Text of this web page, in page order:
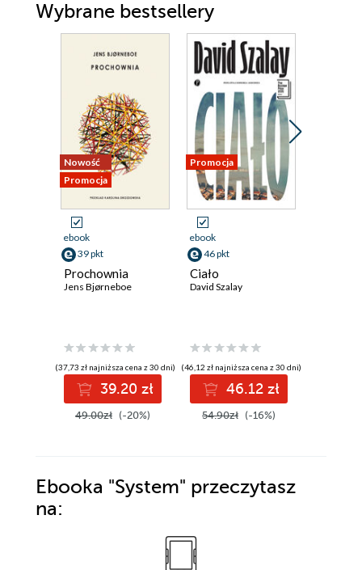
Wybrane bestsellery
Nowość
Promocja
ebook
39 pkt
Prochownia
Jens Bjørneboe
(37,73 zł najniższa cena z 30 dni)
39.20 zł
49.00zł (-20%)
Promocja
ebook
46 pkt
Ciało
David Szalay
(46,12 zł najniższa cena z 30 dni)
46.12 zł
54.90zł (-16%)
Ebooka "System" przeczytasz
na: